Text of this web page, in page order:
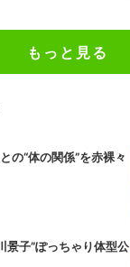
もっと見る
の“体の関係”を赤裸々
景子”ぽっちゃり体型公